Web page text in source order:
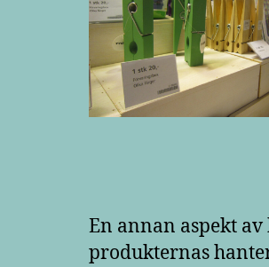
En annan aspekt
produkternas